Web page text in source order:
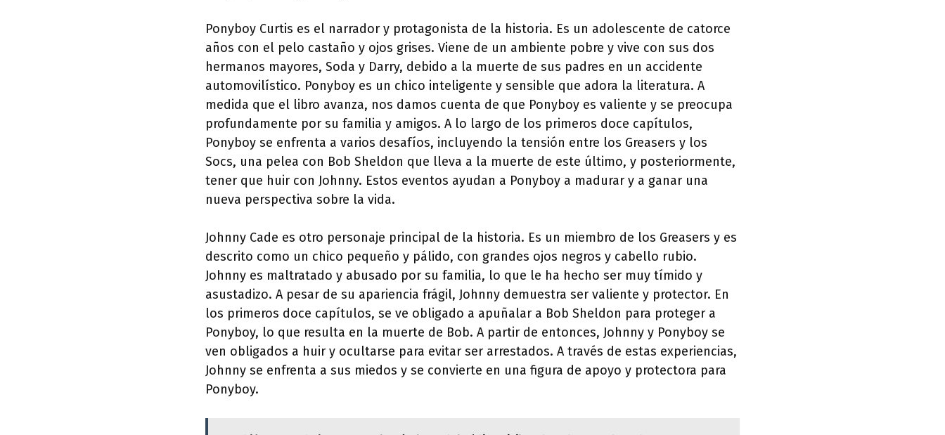
Ponyboy Curtis es el narrador y protagonista de la historia. Es un adolescente de catorce
años con el pelo castaño y ojos grises. Viene de un ambiente pobre y vive con sus dos
hermanos mayores, Soda y Darry, debido a la muerte de sus padres en un accidente
automovilístico. Ponyboy es un chico inteligente y sensible que adora la literatura. A
medida que el libro avanza, nos damos cuenta de que Ponyboy es valiente y se preocupa
profundamente por su familia y amigos. A lo largo de los primeros doce capítulos,
Ponyboy se enfrenta a varios desafíos, incluyendo la tensión entre los Greasers y los
Socs, una pelea con Bob Sheldon que lleva a la muerte de este último, y posteriormente,
tener que huir con Johnny. Estos eventos ayudan a Ponyboy a madurar y a ganar una
nueva perspectiva sobre la vida.
Johnny Cade es otro personaje principal de la historia. Es un miembro de los Greasers y es
descrito como un chico pequeño y pálido, con grandes ojos negros y cabello rubio.
Johnny es maltratado y abusado por su familia, lo que le ha hecho ser muy tímido y
asustadizo. A pesar de su apariencia frágil, Johnny demuestra ser valiente y protector. En
los primeros doce capítulos, se ve obligado a apuñalar a Bob Sheldon para proteger a
Ponyboy, lo que resulta en la muerte de Bob. A partir de entonces, Johnny y Ponyboy se
ven obligados a huir y ocultarse para evitar ser arrestados. A través de estas experiencias,
Johnny se enfrenta a sus miedos y se convierte en una figura de apoyo y protectora para
Ponyboy.